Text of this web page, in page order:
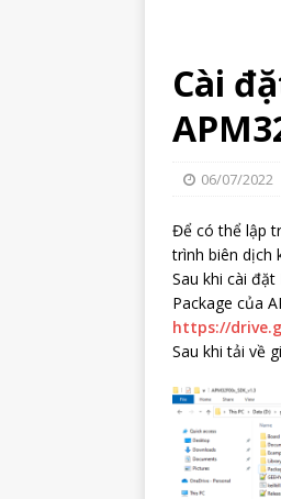
Cài
06/07/2022
Để có thể lập
trình biên dịch
Sau khi cài
Package của
https://
Sau khi tải về